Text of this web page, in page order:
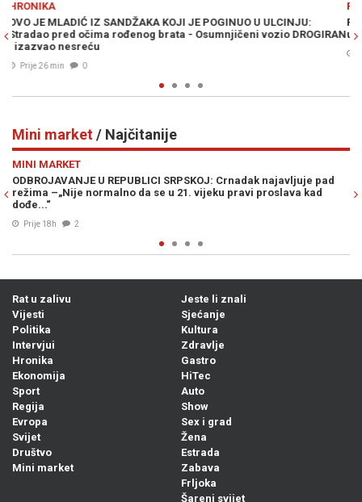
DROGIRAN
PLANIRAN VELIKI KOPNENI NAPAD NA IRAN: Pezeškijan
ulogu Pakistana i Avganistana - "Plan neprijatelja je
Mini market/ Najčitanije
pad
kad
MINI MARKET
S PANCIRKOM PO LUKAVICI: Građani u šoku nakon
kafane, uslijedile su burne reakcije...
Rat u zalivu
Vijesti
Politika
Intervjui
Hronika
Ekonomija
Sport
Regija
Evropa
Svijet
Društvo
Mini market
Jeste li znali
Sjećanje
Kultura
Zdravlje
Gastro
HiTec
Auto
Show
Sex i grad
Žena
Estrada
Zabava
Frljoka
Šareni svijet